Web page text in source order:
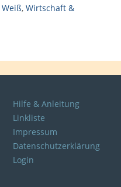
Weiß, Wirtschaft &
Hilfe & Anleitung
Linkliste
Impressum
Datenschutzerklärung
Login